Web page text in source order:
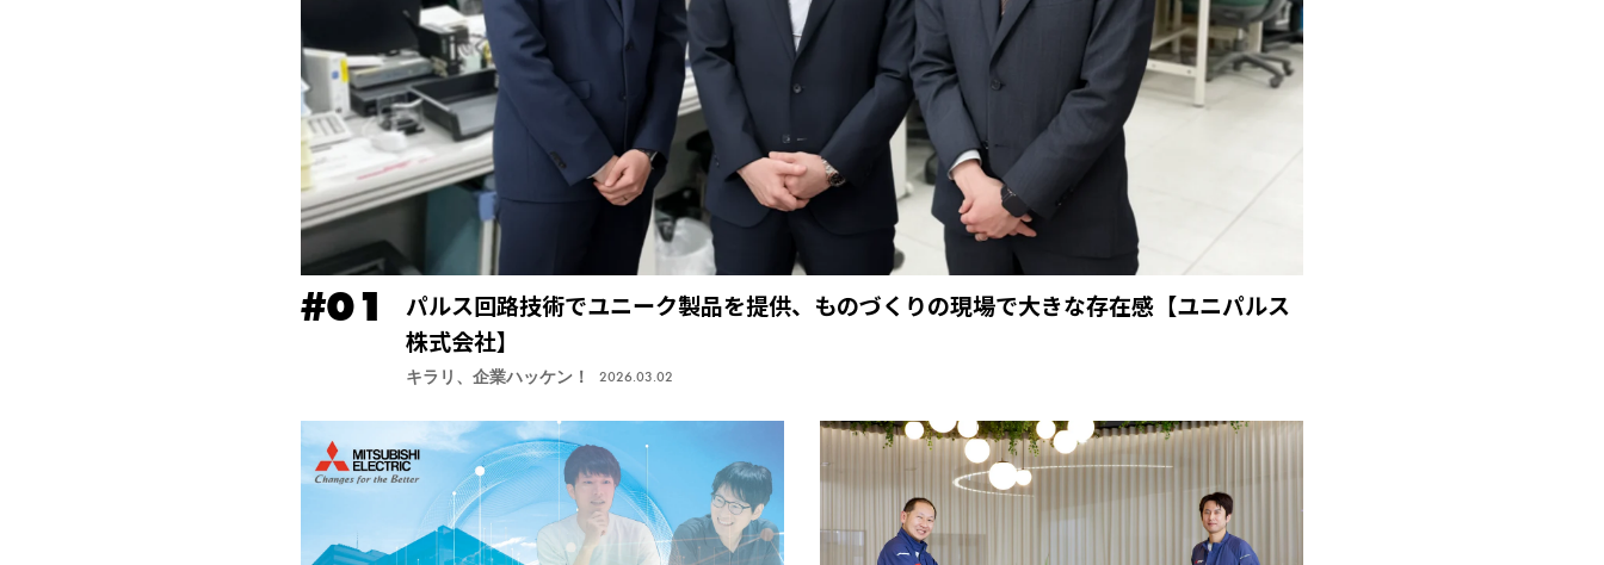
パルス回路技術でユニーク製品を提供、ものづくりの現場で大きな存在感【ユニパルス
株式会社】
キラリ、企業ハッケン！ 2026.03.02